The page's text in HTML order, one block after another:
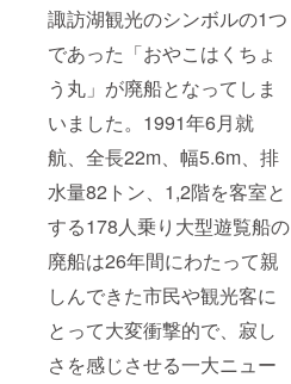
諏訪湖観光のシンボルの1つ
であった「おやこはくちょ
う丸」が廃船となってしま
いました。1991年6月就
航、全長22m、幅5.6m、排
水量82トン、1,2階を客室と
する178人乗り大型遊覧船の
廃船は26年間にわたって親
しんできた市民や観光客に
とって大変衝撃的で、寂し
さを感じさせる一大ニュー